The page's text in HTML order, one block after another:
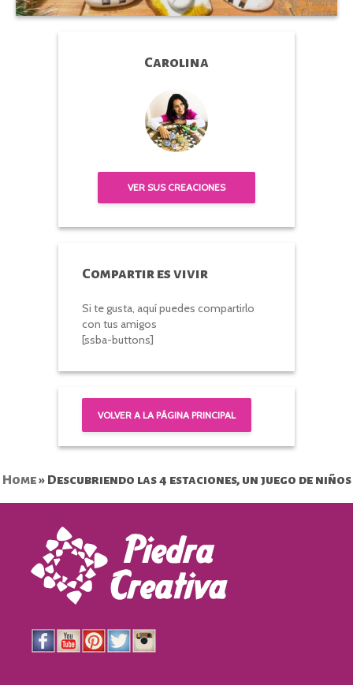
Carolina
VER SUS CREACIONES
Compartir es vivir
Si te gusta, aquí puedes compartirlo
con tus amigos
[ssba-buttons]
VOLVER A LA PÁGINA PRINCIPAL
Home» Descubriendo las 4 estaciones, un juego de niños